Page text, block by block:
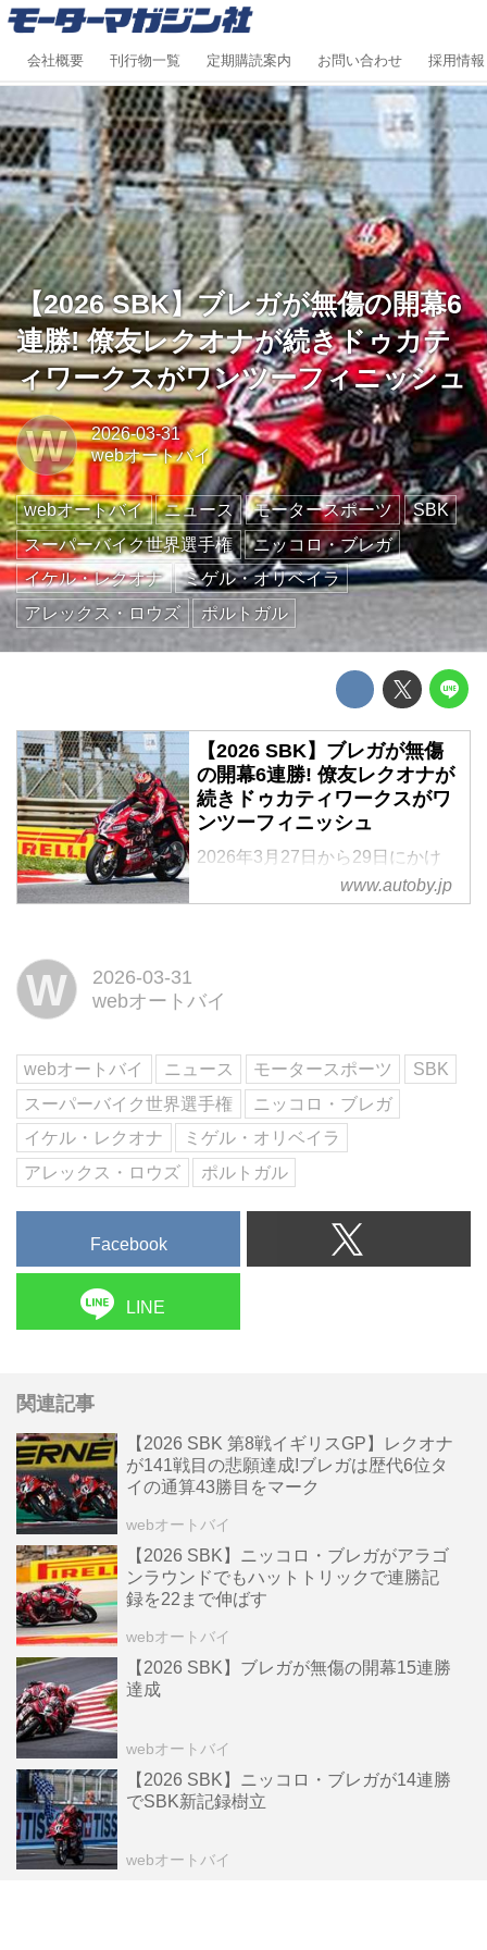
会社概要 刊行物一覧 定期購読案内 お問い合わせ 採用情報
【2026 SBK】ブレガが無傷の開幕6
連勝! 僚友レクオナが続きドゥカテ
ィワークスがワンツーフィニッシュ
W
2026-03-31
webオートバイ
webオートバイ ニュース モータースポーツ
SBK
スーパーバイク世界選手権
ニッコロ・ブレガ
イケル・レクオナ
ミゲル・オリベイラ
アレックス・ロウズ
ポルトガル
【2026 SBK】ブレガが無傷
の開幕6連勝! 僚友レクオナが
続きドゥカティワークスがワ
ンツーフィニッシュ
2026年3月27日から29日にかけ
て、スーパーバイク世界選手権
(SBK)の第2戦が、ポルトガルの
www.autoby.jp
W
2026-03-31
webオートバイ
webオートバイ ニュース モータースポーツ
SBK
スーパーバイク世界選手権
ニッコロ・ブレガ
イケル・レクオナ
ミゲル・オリベイラ
アレックス・ロウズ
ポルトガル
Facebook
LINE
関連記事
【2026 SBK 第8戦イギリスGP】レクオナ
が141戦目の悲願達成!ブレガは歴代6位タ
イの通算43勝目をマーク
webオートバイ
【2026 SBK】ニッコロ・ブレガがアラゴ
ンラウンドでもハットトリックで連勝記
録を22まで伸ばす
webオートバイ
【2026 SBK】ブレガが無傷の開幕15連勝
達成
webオートバイ
【2026 SBK】ニッコロ・ブレガが14連勝
でSBK新記録樹立
webオートバイ